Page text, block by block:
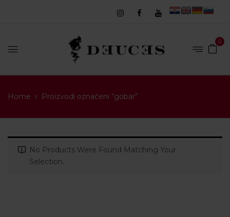
0
Home Proizvodi označeni “gobar”
No Products Were Found Matching Your
Selection.